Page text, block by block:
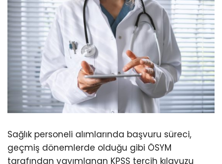
Sağlık personeli alımlarında başvuru süreci,
geçmiş dönemlerde olduğu gibi ÖSYM
tarafından yayımlanan KPSS tercih kılavuzu